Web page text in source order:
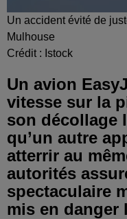
Un accident évité de
Mulhouse
Crédit : Istock
Un avion
vitesse sur la
son décollage
qu’un autre
atterrir au
autorités
spectaculaire
mis en danger